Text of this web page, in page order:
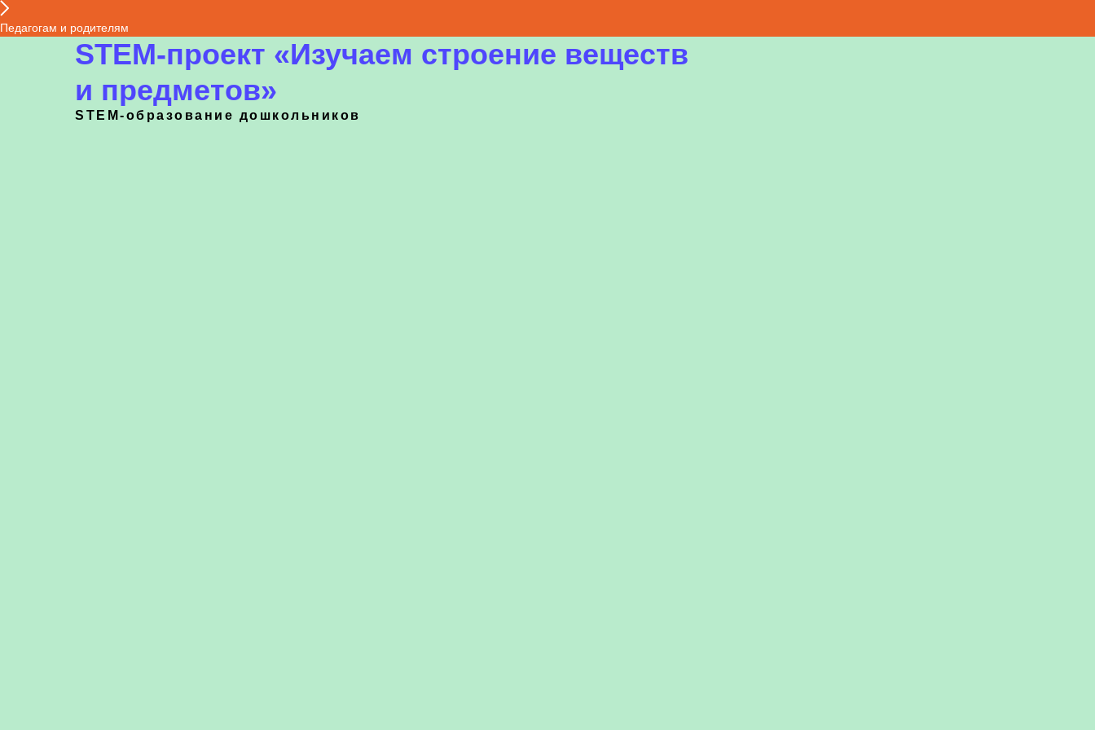
Педагогам и родителям
STEM-проект «Изучаем строение веществ
и предметов»
STEM-образование дошкольников